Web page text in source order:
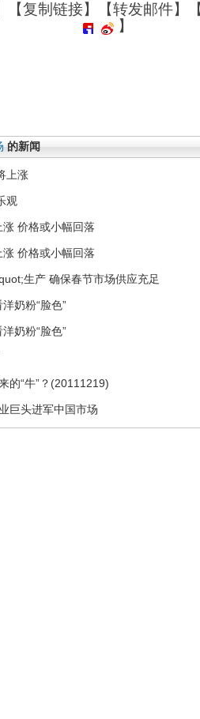
【复制链接】【转发邮件】
】
的新闻
上涨
观
价格或小幅回落
价格或小幅回落
生产 确保春节市场供应充足
奶粉“脸色”
奶粉“脸色”
的“牛”？(20111219)
巨头进军中国市场